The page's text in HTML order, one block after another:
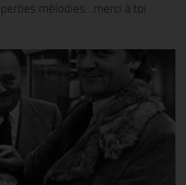
mélodies…merci à toi